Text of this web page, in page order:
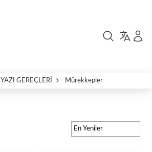
YAZI GEREÇLERİ Mürekkepler